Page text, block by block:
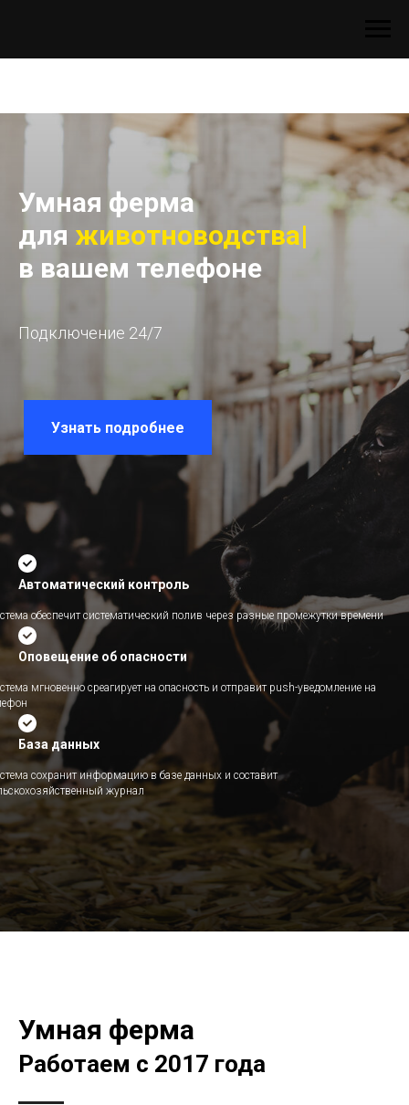
Умная ферма
для животноводства|
в вашем телефоне
Подключение 24/7
Узнать подробнее
Автоматический контроль
обеспечит систематический полив через разные промежутки времени
Оповещение об опасности
мгновенно среагирует на опасность и отправит push-уведомление на
База данных
сохранит информацию в базе данных и составит
журнал
Умная ферма
Работаем с 2017 года